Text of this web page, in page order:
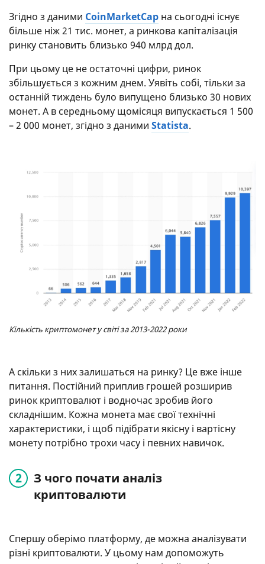
Згідно з даними CoinMarketCap на сьогодні існує
більше ніж 21 тис. монет, а ринкова капіталізація
ринку становить близько 940 млрд дол.
При цьому це не остаточні цифри, ринок
збільшується з кожним днем. Уявіть собі, тільки за
останній тиждень було випущено близько 30 нових
монет. А в середньому щомісяця випускається 1 500
– 2 000 монет, згідно з даними Statista.
Кількість криптомонет у світі за 2013-2022 роки
А скільки з них залишаться на ринку? Це вже інше
питання. Постійний приплив грошей розширив
ринок криптовалют і водночас зробив його
складнішим. Кожна монета має свої технічні
характеристики, і щоб підібрати якісну і вартісну
монету потрібно трохи часу і певних навичок.
З чого почати аналіз
криптовалюти
Спершу оберімо платформу, де можна аналізувати
різні криптовалюти. У цьому нам допоможуть